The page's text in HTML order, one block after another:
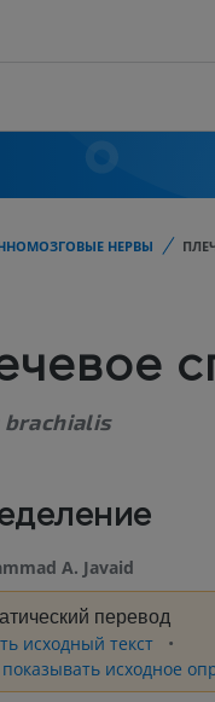
НЕРВЫ
brachialis
A. Javaid
перевод
исходный текст
показывать исходное